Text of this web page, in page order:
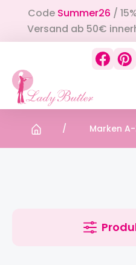
springen
CodeSummer26 /
Versand ab 50€
Marken A-